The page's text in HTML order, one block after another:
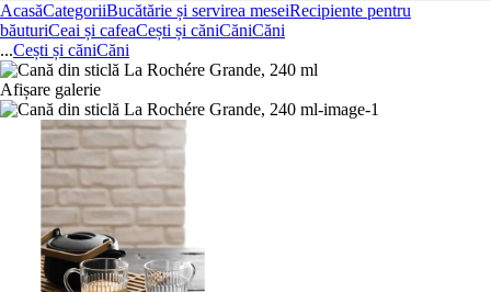
AcasăCategoriiBucătărie și servirea meseiRecipiente pentru
băuturiCeai și cafeaCești și căniCăniCăni
...Cești și căniCăni
Afișare galerie